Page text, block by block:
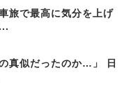
旅で最高に気分を上げ
真似だったのか…」 日